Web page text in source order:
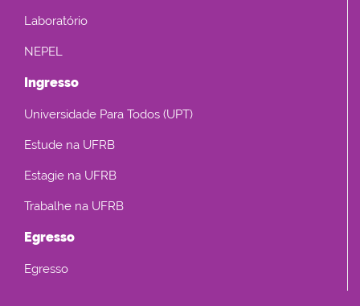
Laboratório
NEPEL
Ingresso
Universidade Para Todos (UPT)
Estude na UFRB
Estagie na UFRB
Trabalhe na UFRB
Egresso
Egresso